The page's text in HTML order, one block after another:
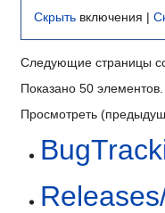
Скрыть включения |
Следующие страницы
Показано 50 элементов.
Просмотреть